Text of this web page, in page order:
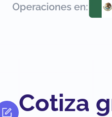
Operaciones en:
Cotiza